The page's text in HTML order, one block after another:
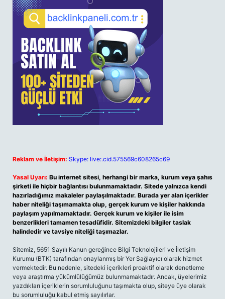
Reklam ve İletişim: Skype: live:.cid.575569c608265c69
Yasal Uyarı: Bu internet sitesi, herhangi bir marka, kurum veya şahıs
şirketi ile hiçbir bağlantısı bulunmamaktadır. Sitede yalnızca kendi
hazırladığımız makaleler paylaşılmaktadır. Burada yer alan içerikler
haber niteliği taşımamakta olup, gerçek kurum ve kişiler hakkında
paylaşım yapılmamaktadır. Gerçek kurum ve kişiler ile isim
benzerlikleri tamamen tesadüfidir. Sitemizdeki bilgiler taslak
halindedir ve tavsiye niteliği taşımazlar.
Sitemiz, 5651 Sayılı Kanun gereğince Bilgi Teknolojileri ve İletişim
Kurumu (BTK) tarafından onaylanmış bir Yer Sağlayıcı olarak hizmet
vermektedir. Bu nedenle, sitedeki içerikleri proaktif olarak denetleme
veya araştırma yükümlülüğümüz bulunmamaktadır. Ancak, üyelerimiz
yazdıkları içeriklerin sorumluluğunu taşımakta olup, siteye üye olarak
bu sorumluluğu kabul etmiş sayılırlar.